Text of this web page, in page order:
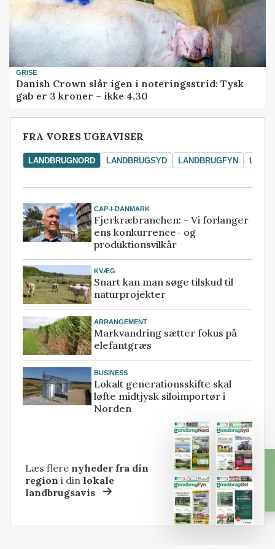
GRISE
Danish Crown slår igen i noteringsstrid: Tysk
gab er 3 kroner – ikke 4,30
FRA VORES UGEAVISER
LANDBRUGNORD LANDBRUGSYD LANDBRUGFYN
CAP-I-DANMARK
Fjerkræbranchen: - Vi forlanger
ens konkurrence- og
produktionsvilkår
KVÆG
Snart kan man søge tilskud til
naturprojekter
ARRANGEMENT
Markvandring sætter fokus på
elefantgræs
BUSINESS
Lokalt generationsskifte skal
løfte midtjysk siloimportør i
Norden
Læs flere nyheder fra din
region i dinlokale
landbrugsavis